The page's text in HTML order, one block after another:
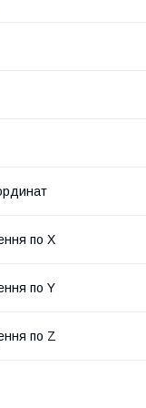
по Х
по Y
по Z